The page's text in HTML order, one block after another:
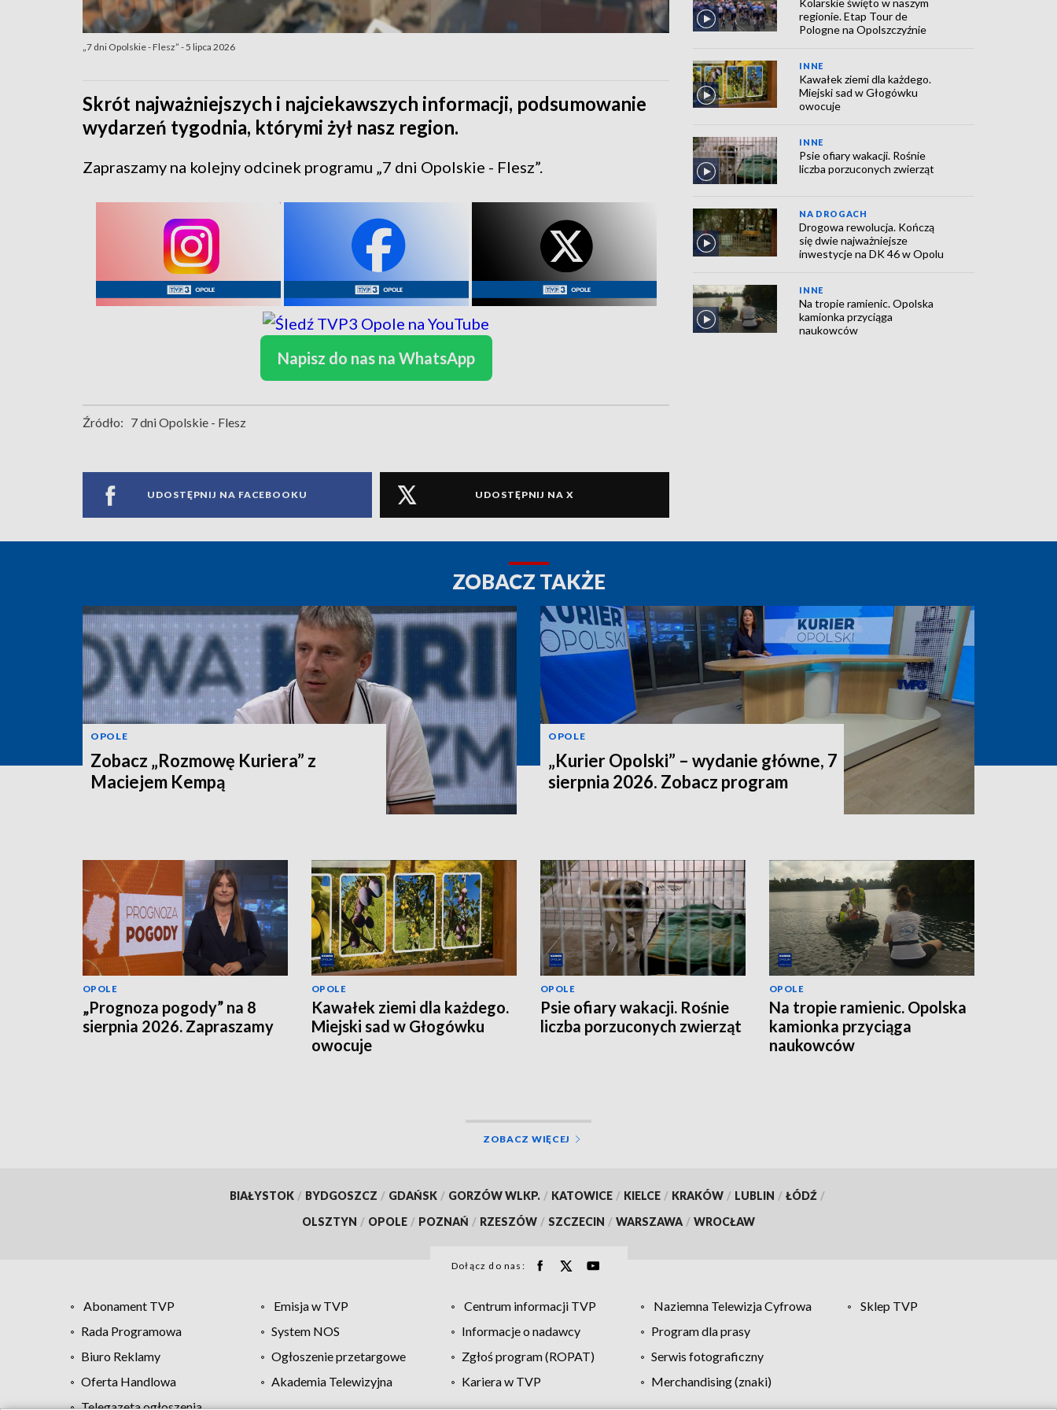
„7 dni Opolskie - Flesz” - 5 lipca 2026
Skrót najważniejszych i najciekawszych informacji, podsumowanie
wydarzeń tygodnia, którymi żył nasz region.
Zapraszamy na kolejny odcinek programu „7 dni Opolskie - Flesz”.
Napisz do nas na WhatsApp
Źródło: 7 dni Opolskie - Flesz
UDOSTĘPNIJ NA FACEBOOKU UDOSTĘPNIJ NA X
regionie. Etap Tour de
Pologne na Opolszczyźnie
INNE
Kawałek ziemi dla każdego.
Miejski sad w Głogówku
owocuje
INNE
Psie ofiary wakacji. Rośnie
liczba porzuconych zwierząt
NA DROGACH
Drogowa rewolucja. Kończą
się dwie najważniejsze
inwestycje na DK 46 w Opolu
INNE
Na tropie ramienic. Opolska
kamionka przyciąga
naukowców
ZOBACZ TAKŻE
OPOLE
Zobacz „Rozmowę Kuriera” z
Maciejem Kempą
OPOLE
„Kurier Opolski” – wydanie główne, 7
sierpnia 2026. Zobacz program
OPOLE
„Prognoza pogody” na 8
sierpnia 2026. Zapraszamy
OPOLE
Kawałek ziemi dla każdego.
Miejski sad w Głogówku
owocuje
OPOLE
Psie ofiary wakacji. Rośnie
liczba porzuconych zwierząt
OPOLE
Na tropie ramienic. Opolska
kamionka przyciąga
naukowców
ZOBACZ WIĘCEJ
BIAŁYSTOK / BYDGOSZCZ / GDAŃSK / GORZÓW WLKP. / KATOWICE / KIELCE / KRAKÓW / LUBLIN / ŁÓDŹ /
OLSZTYN / OPOLE / POZNAŃ / RZESZÓW / SZCZECIN / WARSZAWA / WROCŁAW
Dołącz do nas:
Abonament TVP Emisja w TVP Centrum informacji TVP Naziemna Telewizja Cyfrowa
Sklep TVP
Rada Programowa
System NOS Informacje o nadawcy
Program dla prasy
Biuro Reklamy
Ogłoszenie przetargowe Zgłoś program (ROPAT)
Serwis fotograficzny
Oferta Handlowa
Akademia Telewizyjna Kariera w TVP
Merchandising (znaki)
Telegazeta ogłoszenia